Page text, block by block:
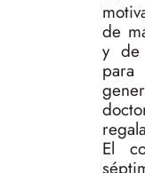
de
y de
El